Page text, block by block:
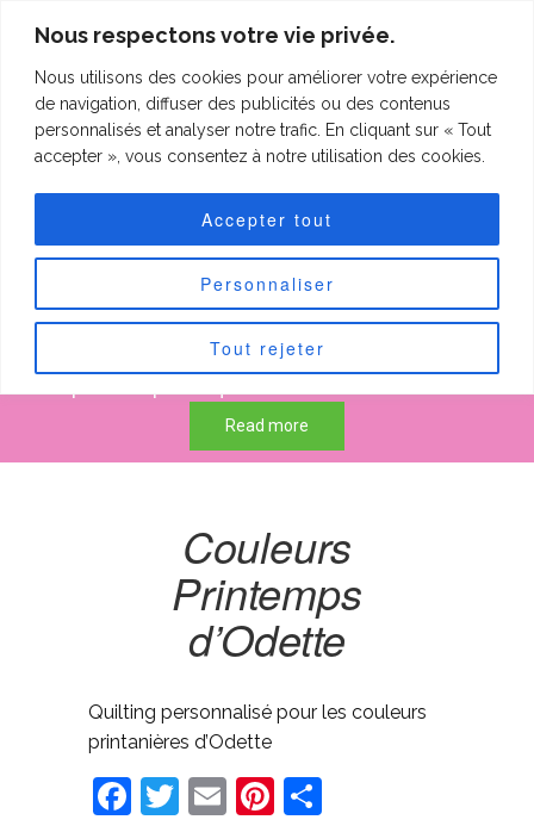
Nous respectons votre vie privée.
Nous utilisons des cookies pour améliorer votre expérience
de navigation, diffuser des publicités ou des contenus
personnalisés et analyser notre trafic. En cliquant sur « Tout
accepter », vous consentez à notre utilisation des cookies.
Personnaliser
Tout rejeter
Accepter tout
clineting.com
Forfaits "Petits
patchs"
50 € pour les petits quilts de max 60 cm sur 60 cm.
Read more
Couleurs
Printemps
d’Odette
Quilting personnalisé pour les couleurs
printanières d’Odette
Facebook
Twitter
EmailPinterest
Share
clineting.com